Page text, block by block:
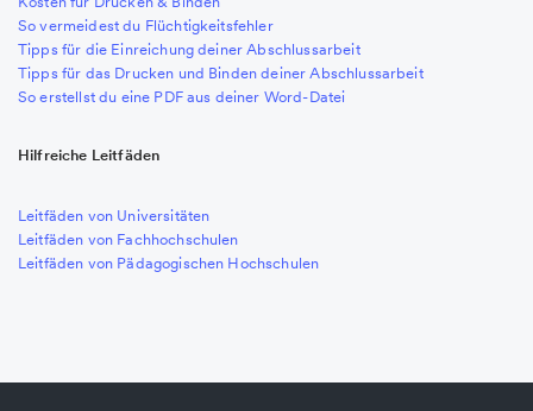
So vermeidest du Flüchtigkeitsfehler
Tipps für die Einreichung deiner Abschlussarbeit
Tipps für das Drucken und Binden deiner Abschlussarbeit
So erstellst du eine PDF aus deiner Word-Datei
Hilfreiche Leitfäden
Leitfäden von Universitäten
Leitfäden von Fachhochschulen
Leitfäden von Pädagogischen Hochschulen